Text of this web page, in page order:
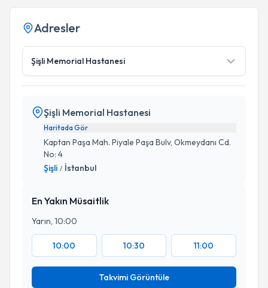
Adresler
Şişli Memorial Hastanesi
Şişli Memorial Hastanesi
Haritada Gör
Kaptan Paşa Mah. Piyale Paşa Bulv, Okmeydanı Cd.
No: 4
Şişli / İstanbul
En Yakın Müsaitlik
Yarın, 10:00
10:00 10:30 11:00
Takvimi Görüntüle